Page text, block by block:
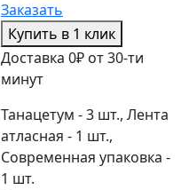
Заказать
Купить в 1 клик
Доставка 0₽ от 30-ти
минут
Танацетум - 3 шт., Лента
атласная - 1 шт.,
Современная упаковка -
1 шт.